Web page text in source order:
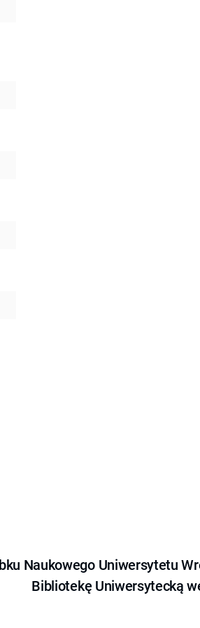
Naukowego Uniwersytetu
Bibliotekę Uniwersytecką